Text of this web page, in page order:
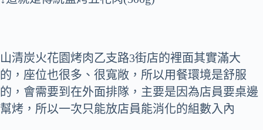
山清炭火花園烤肉乙支路3街店的裡面其實滿大
的，座位也很多、很寬敞，所以用餐環境是舒服
的，會需要到在外面排隊，主要是因為店員要桌邊
幫烤，所以一次只能放店員能消化的組數入內